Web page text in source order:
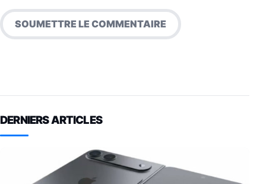
DERNIERS ARTICLES